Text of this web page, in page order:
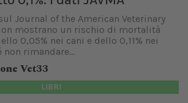
Journal of the American Veterinary
mostrano un rischio di mortalità
0,05% nei cani e dello 0,11% nei
non rimandare...
Vet33
LIBRI